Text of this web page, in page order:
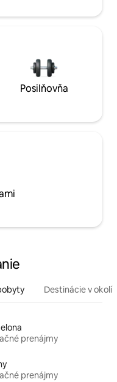
Posilňovňa
Destinácie v okolí
prenájmy
prenájmy